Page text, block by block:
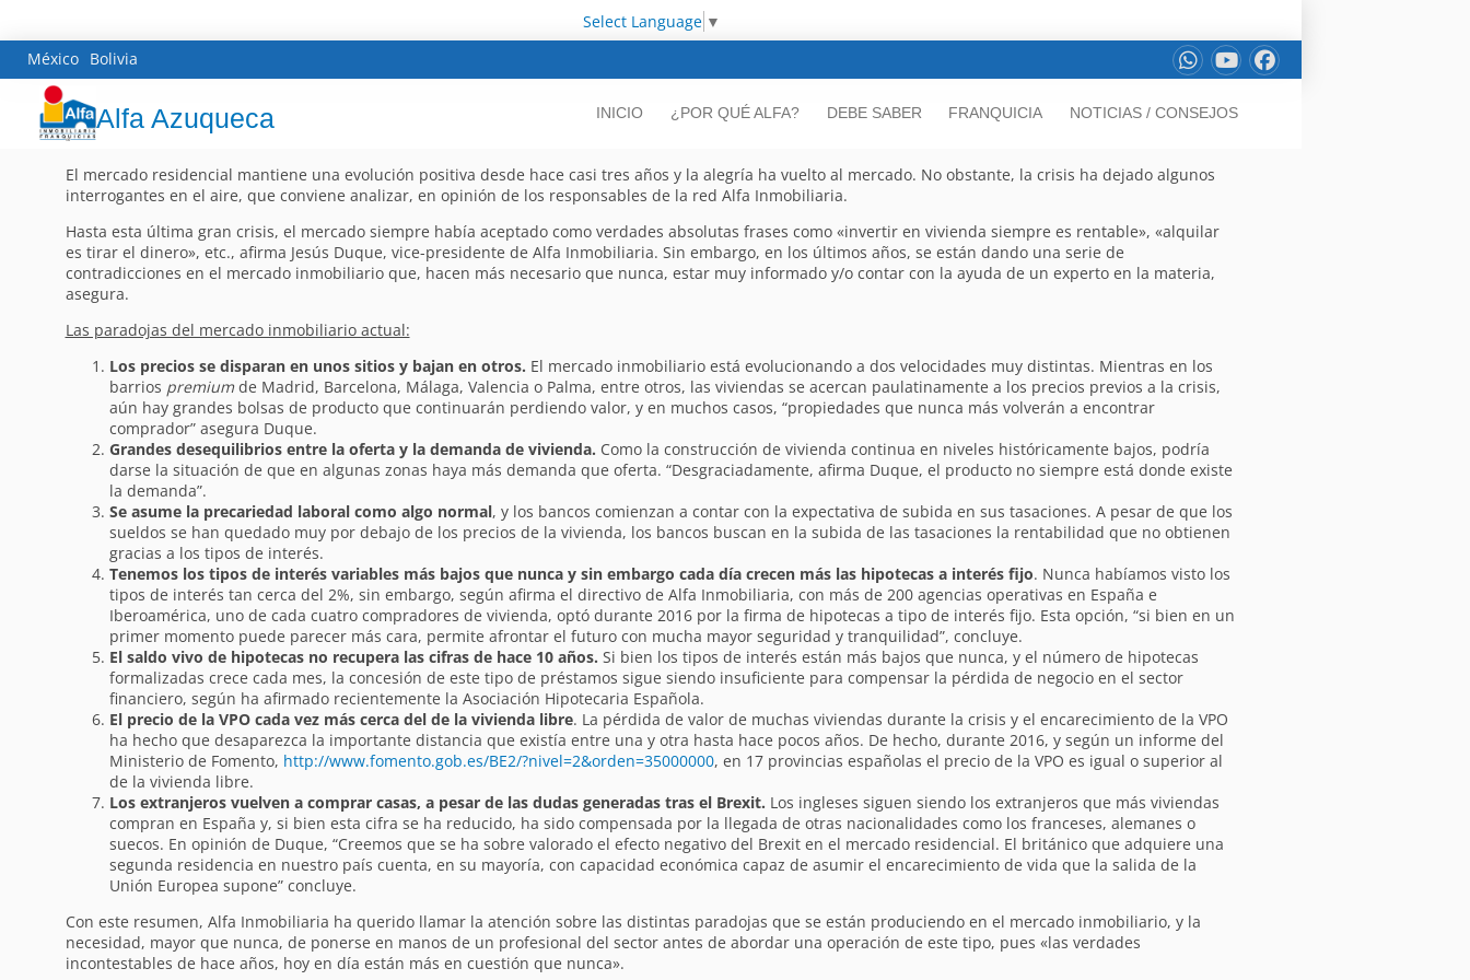
Select Language ▼
México Bolivia
Alfa Azuqueca INICIO ¿POR QUÉ ALFA? DEBE SABER FRANQUICIA NOTICIAS / CONSEJOS
El mercado residencial mantiene una evolución positiva desde hace casi tres años y la alegría ha vuelto al mercado. No obstante, la crisis ha dejado algunos
interrogantes en el aire, que conviene analizar, en opinión de los responsables de la red Alfa Inmobiliaria.
Hasta esta última gran crisis, el mercado siempre había aceptado como verdades absolutas frases como «invertir en vivienda siempre es rentable», «alquilar
es tirar el dinero», etc., afirma Jesús Duque, vice-presidente de Alfa Inmobiliaria. Sin embargo, en los últimos años, se están dando una serie de
contradicciones en el mercado inmobiliario que, hacen más necesario que nunca, estar muy informado y/o contar con la ayuda de un experto en la materia,
asegura.
Las paradojas del mercado inmobiliario actual:
Los precios se disparan en unos sitios y bajan en otros. El mercado inmobiliario está evolucionando a dos velocidades muy distintas. Mientras en los
barrios premiumde Madrid, Barcelona, Málaga, Valencia o Palma, entre otros, las viviendas se acercan paulatinamente a los precios previos a la crisis,
aún hay grandes bolsas de producto que continuarán perdiendo valor, y en muchos casos, “propiedades que nunca más volverán a encontrar
comprador” asegura Duque.
Grandes desequilibrios entre la oferta y la demanda de vivienda. Como la construcción de vivienda continua en niveles históricamente bajos, podría
darse la situación de que en algunas zonas haya más demanda que oferta. “Desgraciadamente, afirma Duque, el producto no siempre está donde existe
la demanda”.
Se asume la precariedad laboral como algo normal, y los bancos comienzan a contar con la expectativa de subida en sus tasaciones. A pesar de que los
sueldos se han quedado muy por debajo de los precios de la vivienda, los bancos buscan en la subida de las tasaciones la rentabilidad que no obtienen
gracias a los tipos de interés.
Tenemos los tipos de interés variables más bajos que nunca y sin embargo cada día crecen más las hipotecas a interés fijo. Nunca habíamos visto los
tipos de interés tan cerca del 2%, sin embargo, según afirma el directivo de Alfa Inmobiliaria, con más de 200 agencias operativas en España e
Iberoamérica, uno de cada cuatro compradores de vivienda, optó durante 2016 por la firma de hipotecas a tipo de interés fijo. Esta opción, “si bien en un
primer momento puede parecer más cara, permite afrontar el futuro con mucha mayor seguridad y tranquilidad”, concluye.
El saldo vivo de hipotecas no recupera las cifras de hace 10 años. Si bien los tipos de interés están más bajos que nunca, y el número de hipotecas
formalizadas crece cada mes, la concesión de este tipo de préstamos sigue siendo insuficiente para compensar la pérdida de negocio en el sector
financiero, según ha afirmado recientemente la Asociación Hipotecaria Española.
El precio de la VPO cada vez más cerca del de la vivienda libre. La pérdida de valor de muchas viviendas durante la crisis y el encarecimiento de la VPO
ha hecho que desaparezca la importante distancia que existía entre una y otra hasta hace pocos años. De hecho, durante 2016, y según un informe del
Ministerio de Fomento, http://www.fomento.gob.es/BE2/?nivel=2&orden=35000000, en 17 provincias españolas el precio de la VPO es igual o superior al
de la vivienda libre.
Los extranjeros vuelven a comprar casas, a pesar de las dudas generadas tras el Brexit. Los ingleses siguen siendo los extranjeros que más viviendas
compran en España y, si bien esta cifra se ha reducido, ha sido compensada por la llegada de otras nacionalidades como los franceses, alemanes o
suecos. En opinión de Duque, “Creemos que se ha sobre valorado el efecto negativo del Brexit en el mercado residencial. El británico que adquiere una
segunda residencia en nuestro país cuenta, en su mayoría, con capacidad económica capaz de asumir el encarecimiento de vida que la salida de la
Unión Europea supone” concluye.
Con este resumen, Alfa Inmobiliaria ha querido llamar la atención sobre las distintas paradojas que se están produciendo en el mercado inmobiliario, y la
necesidad, mayor que nunca, de ponerse en manos de un profesional del sector antes de abordar una operación de este tipo, pues «las verdades
incontestables de hace años, hoy en día están más en cuestión que nunca».